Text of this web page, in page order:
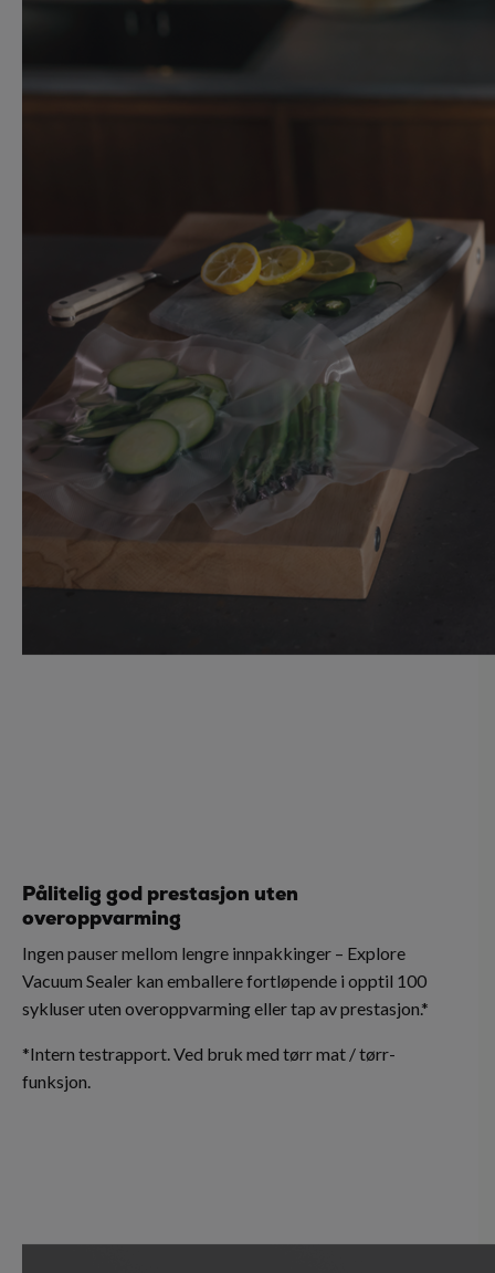
Pålitelig god prestasjon uten
overoppvarming
Ingen pauser mellom lengre innpakkinger – Explore
Vacuum Sealer kan emballere fortløpende i opptil 100
sykluser uten overoppvarming eller tap av prestasjon.*
*Intern testrapport. Ved bruk med tørr mat / tørr-
funksjon.